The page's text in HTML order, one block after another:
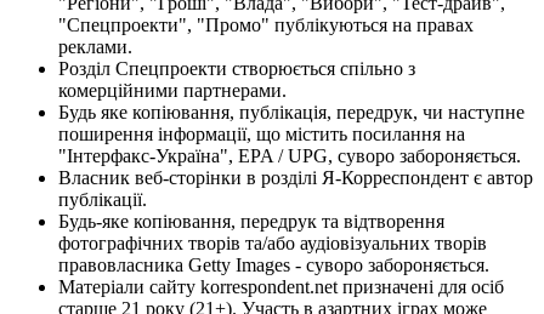
"Спецпроекти", "Промо" публікуються на правах
реклами.
Розділ Спецпроекти створюється спільно з
комерційними партнерами.
Будь яке копіювання, публікація, передрук, чи наступне
поширення інформації, що містить посилання на
"Інтерфакс-Україна", EPA / UPG, суворо забороняється.
Власник веб-сторінки в розділі Я-Корреспондент є автор
публікації.
Будь-яке копіювання, передрук та відтворення
фотографічних творів та/або аудіовізуальних творів
правовласника Getty Images - суворо забороняється.
Матеріали сайту korrespondent.net призначені для осіб
старше 21 року (21+). Участь в азартних іграх може